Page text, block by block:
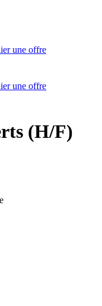
une offre
une offre
(H/F)